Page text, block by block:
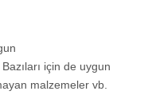
için de uygun
malzemeler vb.